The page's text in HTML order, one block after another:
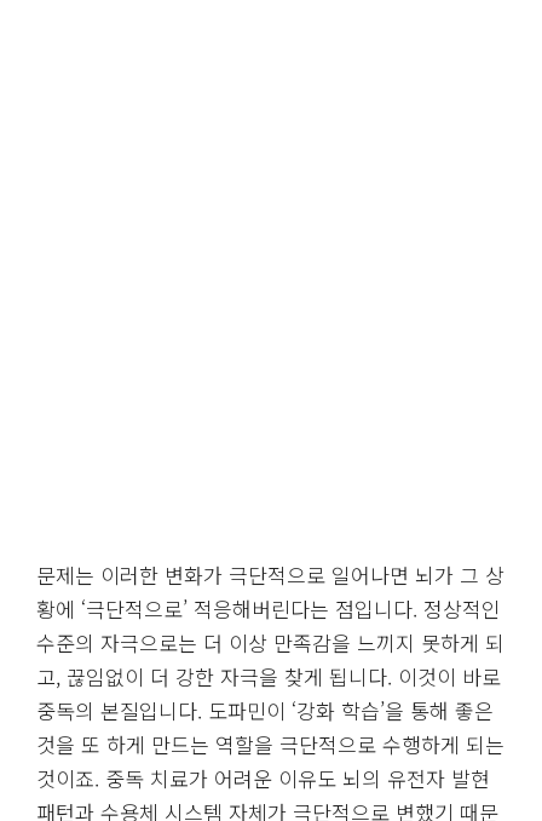
문제는 이러한 변화가 극단적으로 일어나면 뇌가 그 상
황에 ‘극단적으로’ 적응해버린다는 점입니다. 정상적인
수준의 자극으로는 더 이상 만족감을 느끼지 못하게 되
고, 끊임없이 더 강한 자극을 찾게 됩니다. 이것이 바로
중독의 본질입니다. 도파민이 ‘강화 학습’을 통해 좋은
것을 또 하게 만드는 역할을 극단적으로 수행하게 되는
것이죠. 중독 치료가 어려운 이유도 뇌의 유전자 발현
패턴과 수용체 시스템 자체가 극단적으로 변했기 때문